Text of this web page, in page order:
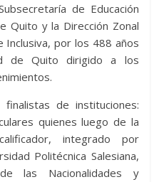
de Educación
Quito y la Dirección Zonal
Inclusiva, por los 488 años
de Quito dirigido a los
de instituciones:
quienes luego de la
integrado por
Politécnica Salesiana,
las Nacionalidades y